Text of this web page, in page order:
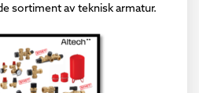
sortiment av teknisk armatur.